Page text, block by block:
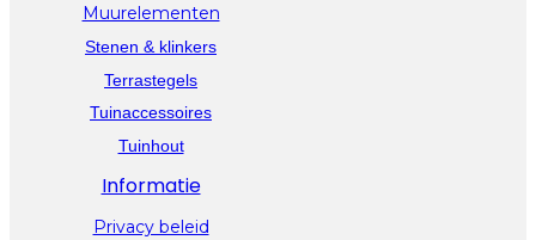
Muurelementen
Stenen & klinkers
Terrastegels
Tuinaccessoires
Tuinhout
Informatie
Privacy beleid